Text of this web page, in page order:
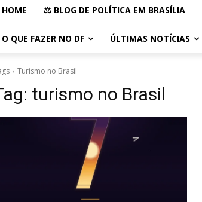
HOME ⚖️ BLOG DE POLÍTICA EM BRASÍLIA
O QUE FAZER NO DF ÚLTIMAS NOTÍCIAS
Turismo no Brasil
turismo no Brasil